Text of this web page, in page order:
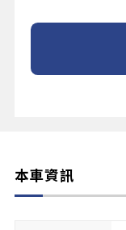
本車資訊